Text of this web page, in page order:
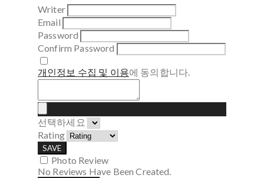
Writer
Email
Password
Confirm Password
개인정보 수집 및 이용에 동의합니다.
선택하세요
Rating
SAVE
Photo Review
No Reviews Have Been Created.